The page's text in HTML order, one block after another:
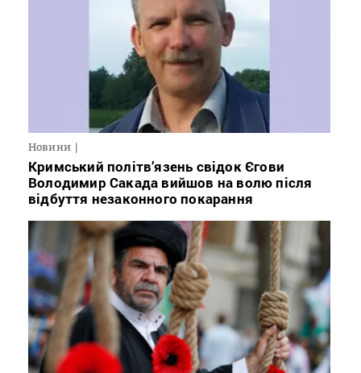
Новини
Кримський політв’язень свідок Єгови
Володимир Сакада вийшов на волю після
відбуття незаконного покарання